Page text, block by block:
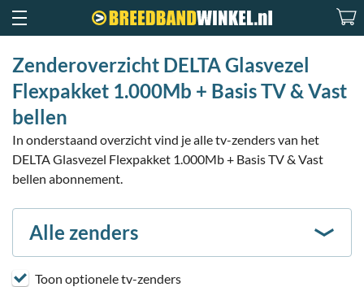
Zenderoverzicht DELTA Glasvezel
Flexpakket 1.000Mb + Basis TV & Vast
bellen
In onderstaand overzicht vind je alle tv-zenders van het
DELTA Glasvezel Flexpakket 1.000Mb + Basis TV & Vast
bellen abonnement.
Alle zenders
Toon optionele tv-zenders